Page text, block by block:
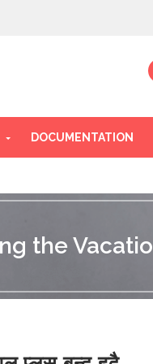
DOCUMENTATION
the